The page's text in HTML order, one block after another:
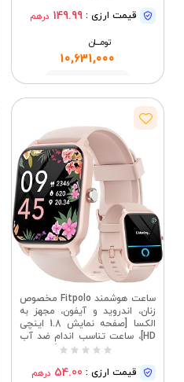
ساعت هوشمند برای گوشی‌های
مانیتور ضربان قلب و خواب، گام
شمار، ساعت هوشمند برای
گوشی‌های اندروید/سازگار با
قیمت ارزی : 149.99 درهم
تومــــــان
10,631,000
مشاهده
ساعت هوشمند Fitpolo مخصوص
زنان، اندروید و آیفون، مجهز به
الکسا [صفحه نمایش 1.8 اینچی
HD]، ساعت تناسب اندام ضد آب
IP68 با قابلیت پاسخگویی به
برقراری تماس)، مانیتور ضربان
قیمت ارزی : 54.00 درهم